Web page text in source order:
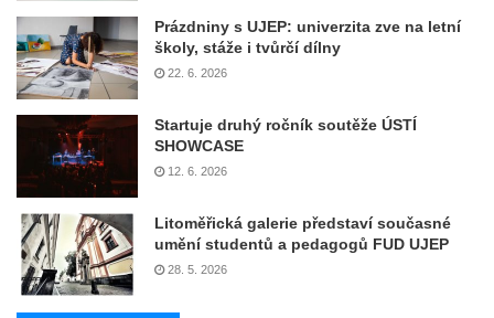
Prázdniny s UJEP: univerzita zve na letní
školy, stáže i tvůrčí dílny
22. 6. 2026
Startuje druhý ročník soutěže ÚSTÍ
SHOWCASE
12. 6. 2026
Litoměřická galerie představí současné
umění studentů a pedagogů FUD UJEP
28. 5. 2026